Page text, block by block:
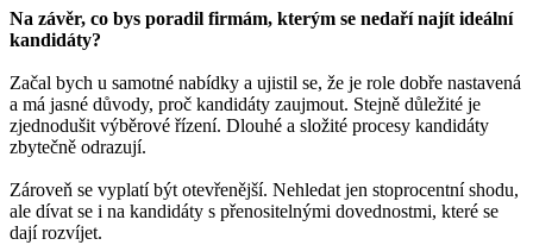
Na závěr, co bys poradil firmám, kterým se nedaří najít ideální
kandidáty?
Začal bych u samotné nabídky a ujistil se, že je role dobře nastavená
a má jasné důvody, proč kandidáty zaujmout. Stejně důležité je
zjednodušit výběrové řízení. Dlouhé a složité procesy kandidáty
zbytečně odrazují.
Zároveň se vyplatí být otevřenější. Nehledat jen stoprocentní shodu,
ale dívat se i na kandidáty s přenositelnými dovednostmi, které se
dají rozvíjet.